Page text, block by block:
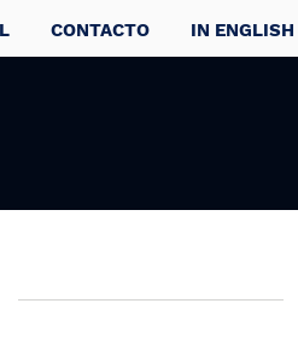
CONTACTO IN ENGLISH